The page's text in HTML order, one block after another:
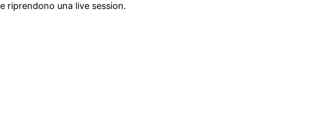
riprendono una live session.